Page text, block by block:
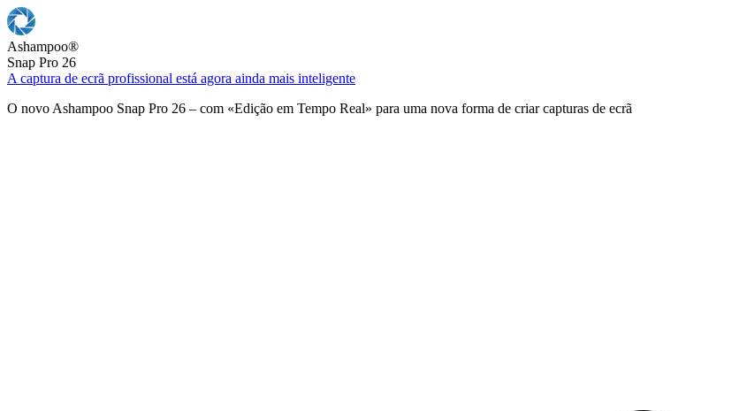
Ashampoo®
Snap Pro 26
A captura de ecrã profissional está agora ainda mais inteligente
O novo Ashampoo Snap Pro 26 – com «Edição em Tempo Real» para uma nova forma de criar capturas de ecrã